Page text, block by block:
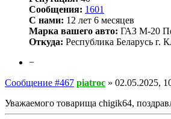
Сообщения: 1601
С нами: 12 лет 6 месяцев
Марка вашего авто: ГАЗ М-20
Откуда: Республика Беларусь г.
−
Сообщение #467 piatroc » 02.05.2025,
Уважаемого товарища chigik64,